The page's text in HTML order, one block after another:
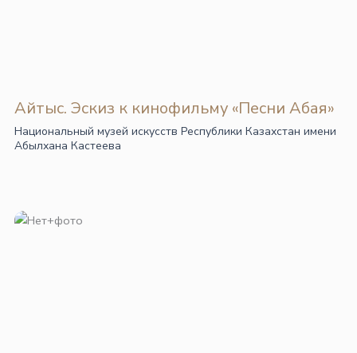
Айтыс. Эскиз к кинофильму «Песни Абая»
Национальный музей искусств Республики Казахстан имени
Абылхана Кастеева